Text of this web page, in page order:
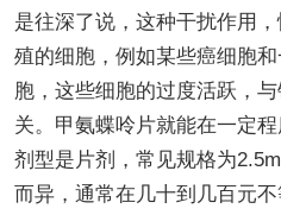
是往深了说，这种干扰作用
殖的细胞，例如某些癌细胞
胞，这些细胞的过度活跃，
关。甲氨蝶呤片就能在一定
剂型是片剂，常见规格为
而异，通常在几十到几百元